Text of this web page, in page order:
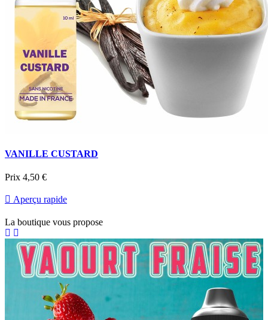
VANILLE CUSTARD
Prix 4,50 €
 Aperçu rapide
La boutique vous propose